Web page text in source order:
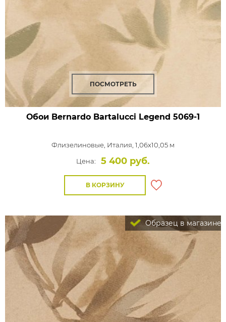
ПОСМОТРЕТЬ
Обои Bernardo Bartalucci Legend 5069-1
Флизелиновые, Италия, 1,06x10,05 м
Цена:
5 400 руб.
В КОРЗИНУ
Образец в магазине